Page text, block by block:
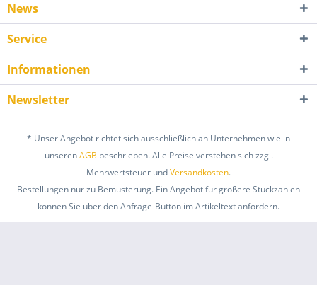
News
Service
Informationen
Newsletter
* Unser Angebot richtet sich ausschließlich an Unternehmen wie in
unserenAGB beschrieben. Alle Preise verstehen sich zzgl.
Mehrwertsteuer undVersandkosten.
Bestellungen nur zu Bemusterung. Ein Angebot für größere Stückzahlen
können Sie über den Anfrage-Button im Artikeltext anfordern.